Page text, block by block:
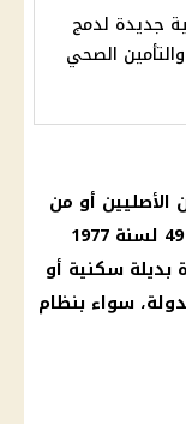
جديدة لدمج
الصحي
الأصليين أو من
امتد إليهم عقد الإيجار وفقًا للقانونين 49 لسنة 1977
وحدة بديلة سكنية أو
سواء بنظام